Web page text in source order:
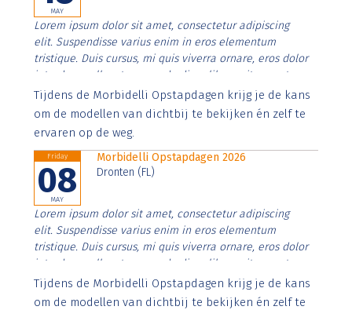
MAY
Lorem ipsum dolor sit amet, consectetur adipiscing
elit. Suspendisse varius enim in eros elementum
tristique. Duis cursus, mi quis viverra ornare, eros dolor
interdum nulla, ut commodo diam libero vitae erat.
Aenean faucibus nibh et justo cursus id rutrum lorem
imperdiet. Nunc ut sem vitae risus tristique posuere.
Tijdens de Morbidelli Opstapdagen krijg je de kans
om de modellen van dichtbij te bekijken én zelf te
ervaren op de weg.
Friday
08
MAY
Morbidelli Opstapdagen 2026
Dronten (FL)
Lorem ipsum dolor sit amet, consectetur adipiscing
elit. Suspendisse varius enim in eros elementum
tristique. Duis cursus, mi quis viverra ornare, eros dolor
interdum nulla, ut commodo diam libero vitae erat.
Aenean faucibus nibh et justo cursus id rutrum lorem
imperdiet. Nunc ut sem vitae risus tristique posuere.
Tijdens de Morbidelli Opstapdagen krijg je de kans
om de modellen van dichtbij te bekijken én zelf te